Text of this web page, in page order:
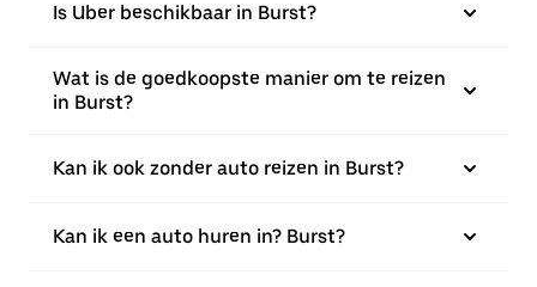
Is Uber beschikbaar in Burst?
Wat is de goedkoopste manier om te reizen
in Burst?
Kan ik ook zonder auto reizen in Burst?
Kan ik een auto huren in? Burst?